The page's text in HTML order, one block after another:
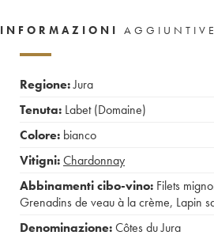
INFORMAZIONI AGGIUNTIVE
Regione:Jura
Tenuta: Labet (Domaine)
Colore: bianco
Vitigni:Chardonnay
Abbinamenti cibo-vino: Filets
Grenadins de veau à la crème, Lapin
Denominazione:Côtes du Jura